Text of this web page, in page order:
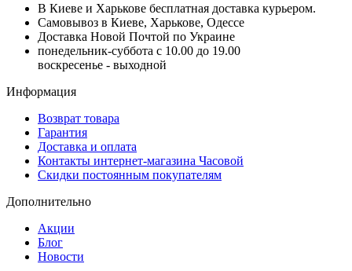
В Киеве и Харькове бесплатная доставка курьером.
Самовывоз в Киеве, Харькове, Одессе
Доставка Новой Почтой по Украине
понедельник-суббота с 10.00 до 19.00
воскресенье - выходной
Информация
Возврат товара
Гарантия
Доставка и оплата
Контакты интернет-магазина Часовой
Скидки постоянным покупателям
Дополнительно
Акции
Блог
Новости